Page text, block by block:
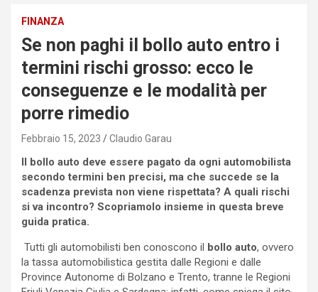
FINANZA
Se non paghi il bollo auto entro i
termini rischi grosso: ecco le
conseguenze e le modalità per
porre rimedio
Febbraio 15, 2023 Claudio Garau
Il bollo auto deve essere pagato da ogni automobilista
secondo termini ben precisi, ma che succede se la
scadenza prevista non viene rispettata? A quali rischi
si va incontro? Scopriamolo insieme in questa breve
guida pratica.
Tutti gli automobilisti ben conoscono il bollo auto, ovvero
la tassa automobilistica gestita dalle Regioni e dalle
Province Autonome di Bolzano e Trento, tranne le Regioni